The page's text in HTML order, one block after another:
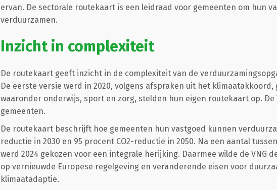
ervan. De sectorale routekaart is een leidraad voor gemeenten om hun
verduurzamen.
Inzicht in complexiteit
De routekaart geeft inzicht in de complexiteit van de
De eerste versie werd in 2020, volgens afspraken uit het
waaronder onderwijs, sport en zorg, stelden hun eigen routekaart op. De
gemeenten.
De routekaart beschrijft hoe gemeenten hun vastgoed kunnen
reductie in 2030 en 95 procent CO2-reductie in 2050. Na een aantal
werd 2024 gekozen voor een integrale herijking. Daarmee wilde de VNG
op vernieuwde Europese regelgeving en veranderende eisen voor
klimaatadaptie.